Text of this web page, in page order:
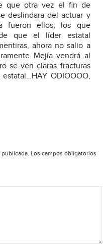
que otra vez el fin de
deslindara del actuar y
fueron ellos, los que
de que el líder estatal
ahora no salio a
Mejía vendrá al
se ven claras fracturas
ODIOOOO,
Los campos obligatorios